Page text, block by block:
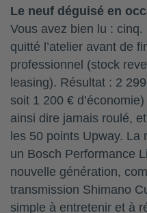
Le neuf déguisé en
Vous avez bien lu :
quitté l’atelier avant de
professionnel (stock
leasing). Résultat : 2
soit 1 200 €
ainsi dire jamais roulé,
les 50 points Upway. La
un Bosch Performance
nouvelle génération,
transmission Shimano
simple à entretenir et à